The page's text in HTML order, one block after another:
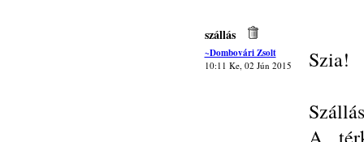
szállás
~Dombovári Zsolt
10:11 Ke, 02 Jún 2015
Szia!